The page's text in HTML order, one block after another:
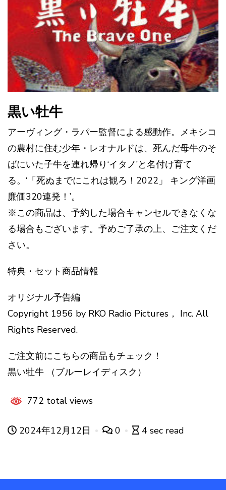
黒い牡牛
アーヴィング・ラパー監督による感動作。メキシコ
の農村に住む少年・レオナルドは、死んだ母牛のそ
ばにいた子牛を連れ帰り‘イタノ’と名付け育て
る。‘「死ぬまでにこれは観ろ！2022」 キング洋画
廉価320連発！’。
※この商品は、予約した場合キャンセルできなくな
る場合もございます。予めご了承の上、ご注文くだ
さい。
特典・セット商品情報
オリジナル予告編
Copyright 1956 by RKO Radio Pictures， Inc. All
Rights Reserved.
ご注文前にこちらの商品もチェック！
黒い牡牛 （ブルーレイディスク）
772 total views
2024年12月12日 0 4 sec read